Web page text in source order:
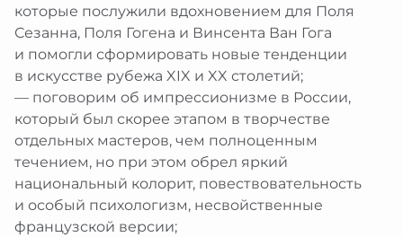
которые послужили вдохновением для Поля
Сезанна, Поля Гогена и Винсента Ван Гога
и помогли сформировать новые тенденции
в искусстве рубежа XIX и XX столетий;
— поговорим об импрессионизме в России,
который был скорее этапом в творчестве
отдельных мастеров, чем полноценным
течением, но при этом обрел яркий
национальный колорит, повествовательность
и особый психологизм, несвойственные
французской версии;